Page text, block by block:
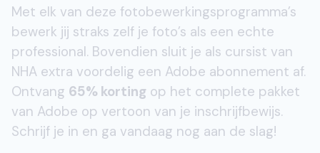
Met elk van deze fotobewerkingsprogramma’s
bewerk jij straks zelf je foto’s als een echte
professional. Bovendien sluit je als cursist van
NHA extra voordelig een Adobe abonnement af.
Ontvang 65% korting op het complete pakket
van Adobe op vertoon van je inschrijfbewijs.
Schrijf je in en ga vandaag nog aan de slag!